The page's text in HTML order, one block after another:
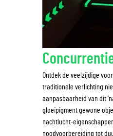
Ontdek de veelzijdige
traditionele verlichting
aanpasbaarheid van dit
gloeipigment gewone
nachtlucht-
noodvoorbereiding tot